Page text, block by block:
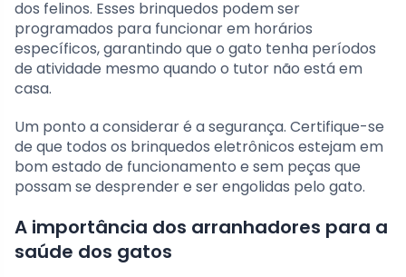
dos felinos. Esses brinquedos podem ser
programados para funcionar em horários
específicos, garantindo que o gato tenha períodos
de atividade mesmo quando o tutor não está em
casa.
Um ponto a considerar é a segurança. Certifique-se
de que todos os brinquedos eletrônicos estejam em
bom estado de funcionamento e sem peças que
possam se desprender e ser engolidas pelo gato.
A importância dos arranhadores para a
saúde dos gatos